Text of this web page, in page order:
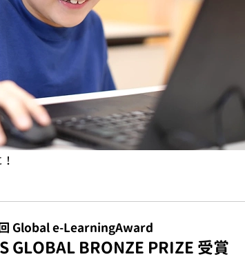
Global e-LearningAward
GLOBAL BRONZE PRIZE 受賞